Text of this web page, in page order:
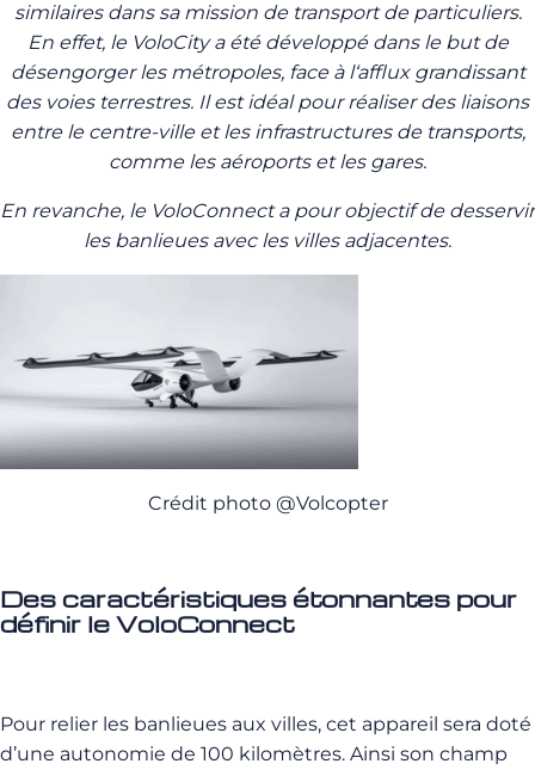
similaires dans sa mission de transport de particuliers.
En effet, le VoloCity a été développé dans le but de
désengorger les métropoles, face à l‘afflux grandissant
des voies terrestres. Il est idéal pour réaliser des liaisons
entre le centre-ville et les infrastructures de transports,
comme les aéroports et les gares.
En revanche, le VoloConnect a pour objectif de desservir
les banlieues avec les villes adjacentes.
Crédit photo @Volcopter
Des caractéristiques étonnantes pour
définir le VoloConnect
Pour relier les banlieues aux villes, cet appareil sera doté
d’une autonomie de 100 kilomètres. Ainsi son champ